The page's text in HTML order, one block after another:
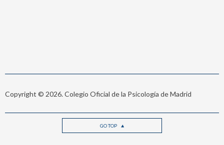
Copyright © 2026. Colegio Oficial de la Psicología de Madrid
GO TOP